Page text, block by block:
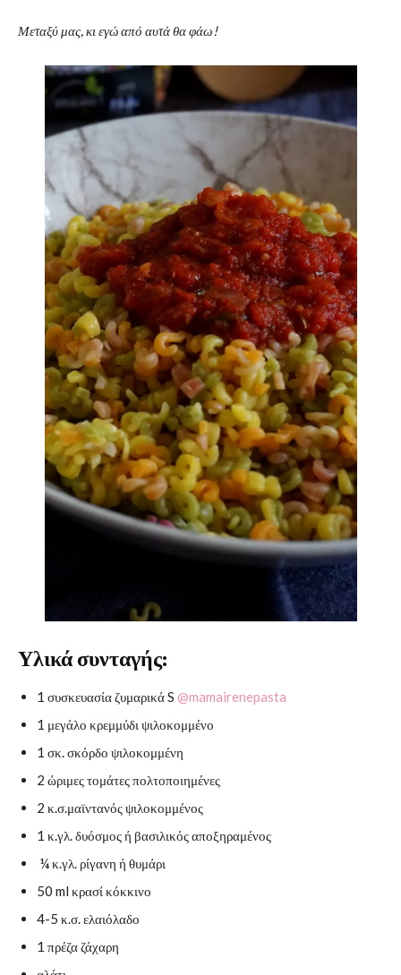
Μεταξύ μας, κι εγώ από αυτά θα φάω!
Υλικά συνταγής:
1 συσκευασία ζυμαρικά S @mamairenepasta
1 μεγάλο κρεμμύδι ψιλοκομμένο
1 σκ. σκόρδο ψιλοκομμένη
2 ώριμες τομάτες πολτοποιημένες
2 κ.σ.μαϊντανός ψιλοκομμένος
1 κ.γλ. δυόσμος ή βασιλικός αποξηραμένος
¼ κ.γλ. ρίγανη ή θυμάρι
50 ml κρασί κόκκινο
4-5 κ.σ. ελαιόλαδο
1 πρέζα ζάχαρη